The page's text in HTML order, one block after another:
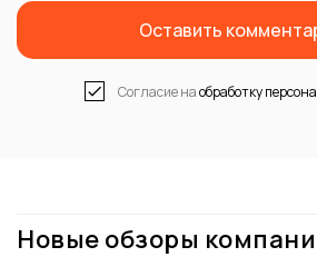
Оставить
Согласие наобработку
Новые обзоры